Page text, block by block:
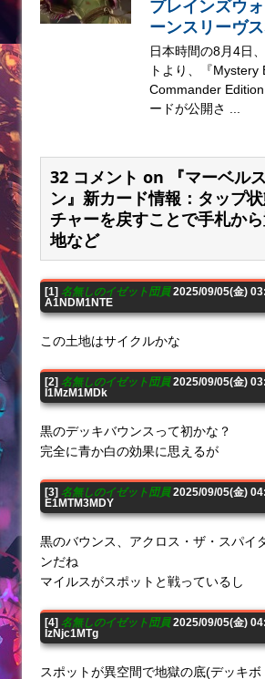
プレインズウ
ーンスリーヴ
日本時間の8月4日
トより、『Mystery
Commander
ードが公開さ ...
32 コメント on 『マーベル
ン』新カード情報：タップ
チャーを戻すことで手札か
地など
[1] 名無しのイゼット団員2025/09/05(金)
A1NDM1NTE
この土地はサイクルかな
[2] 名無しのイゼット団員2025/09/05(金)
I1MzM1MDk
黒のデッキバウンスって初かな？
完全に青か白の効果に思えるが
[3] 名無しのイゼット団員2025/09/05(金)
E1MTM3MDY
黒のバウンス、アクロス・ザ・スパイ
ンだね
マイルスがスポットと戦っているし
[4] 名無しのイゼット団員2025/09/05(金)
IzNjc1MTg
スポットが異空間で地獄の底(デッキ